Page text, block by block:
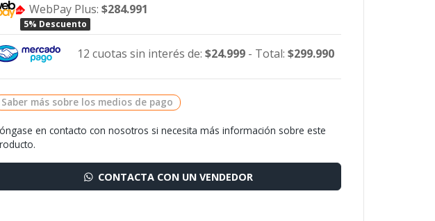
WebPay Plus:$284.991
5% Descuento
12 cuotas sin interés de: $24.999- Total: $299.990
Saber más sobre los medios de pago
en contacto con nosotros si necesita más información sobre este
CONTACTA CON UN VENDEDOR